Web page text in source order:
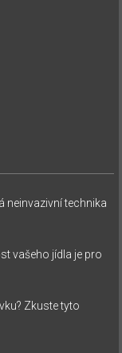
neinvazivní technika
vašeho jídla je pro
Zkuste tyto